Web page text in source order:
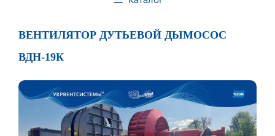
ВЕНТИЛЯТОР ДУТЬЕВОЙ ДЫМОСОС
ВДН-19К